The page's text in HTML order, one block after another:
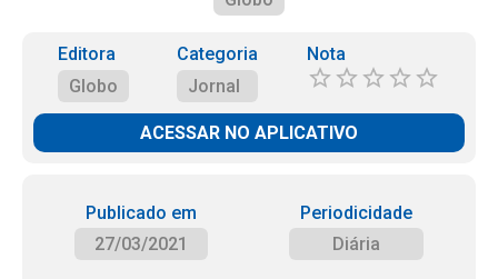
Editora
Globo
Categoria
Jornal
Nota
ACESSAR NO APLICATIVO
Publicado em
27/03/2021
Periodicidade
Diária